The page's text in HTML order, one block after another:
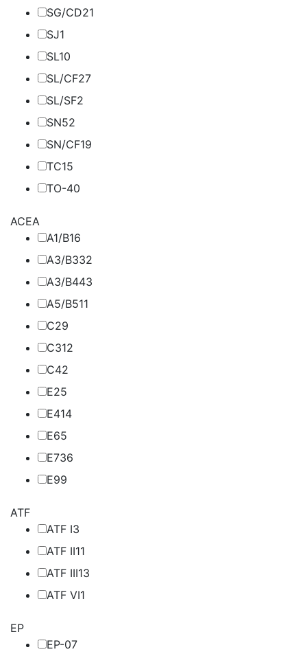
SG/CD21
SJ1
SL10
SL/CF27
SL/SF2
SN52
SN/CF19
TC15
TO-40
ACEA
A1/B16
A3/B332
A3/B443
A5/B511
C29
C312
C42
E25
E414
E65
E736
E99
ATF
ATF I3
ATF II11
ATF III13
ATF VI1
EP
EP-07